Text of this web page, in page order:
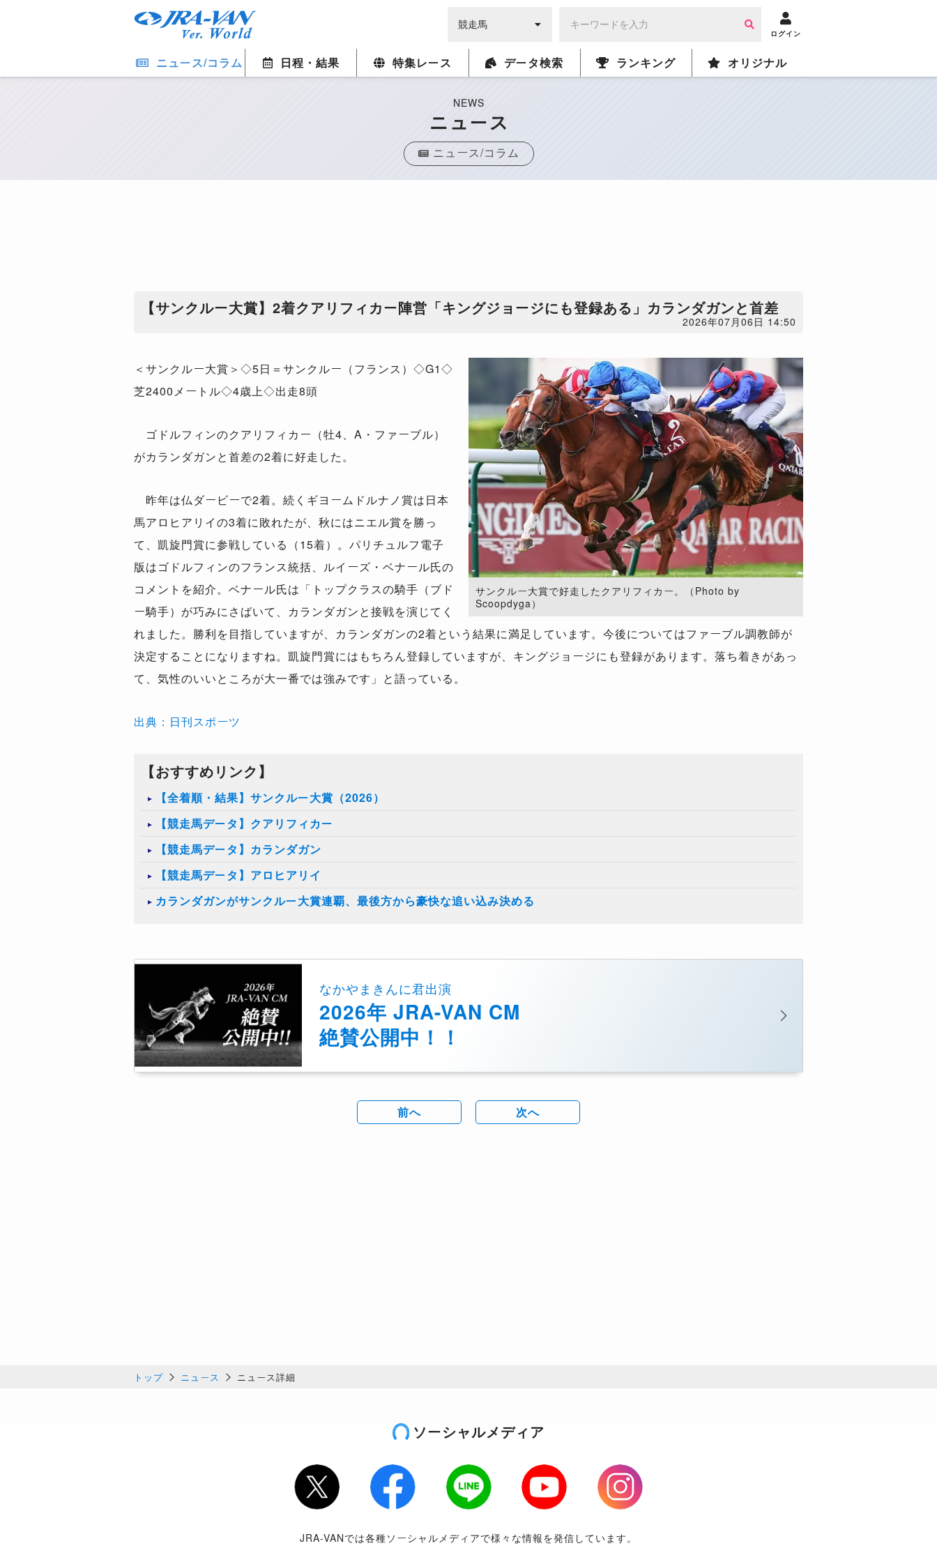
ログイン
ニュース/コラム 日程・結果 特集レース データ検索 ランキング オリジナル
NEWS
ニュース
ニュース/コラム
【サンクルー大賞】2着クアリフィカー陣営「キングジョージにも登録ある」カランダガンと首差
2026年07月06日 14:50
サンクルー大賞で好走したクアリフィカー。（Photo by
Scoopdyga）
＜サンクルー大賞＞◇5日＝サンクルー（フランス）◇G1◇
芝2400メートル◇4歳上◇出走8頭
ゴドルフィンのクアリフィカー（牡4、A・ファーブル）
がカランダガンと首差の2着に好走した。
昨年は仏ダービーで2着。続くギヨームドルナノ賞は日本
馬アロヒアリイの3着に敗れたが、秋にはニエル賞を勝っ
て、凱旋門賞に参戦している（15着）。パリチュルフ電子
版はゴドルフィンのフランス統括、ルイーズ・ベナール氏の
コメントを紹介。ベナール氏は「トップクラスの騎手（ブド
ー騎手）が巧みにさばいて、カランダガンと接戦を演じてく
れました。勝利を目指していますが、カランダガンの2着という結果に満足しています。今後についてはファーブル調教師が
決定することになりますね。凱旋門賞にはもちろん登録していますが、キングジョージにも登録があります。落ち着きがあっ
て、気性のいいところが大一番では強みです」と語っている。
出典：日刊スポーツ
【おすすめリンク】
【全着順・結果】サンクルー大賞（2026）
【競走馬データ】クアリフィカー
【競走馬データ】カランダガン
【競走馬データ】アロヒアリイ
カランダガンがサンクルー大賞連覇、最後方から豪快な追い込み決める
なかやまきんに君出演
2026年 JRA-VAN CM
絶賛公開中！！
前へ 次へ
トップ ニュース ニュース詳細
ソーシャルメディア
Twitter Facebook LINE Youtube
Instagram
JRA-VANでは各種ソーシャルメディアで様々な情報を発信しています。